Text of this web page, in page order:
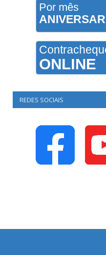
Por mês
ONLINE
REDES SOCIAIS